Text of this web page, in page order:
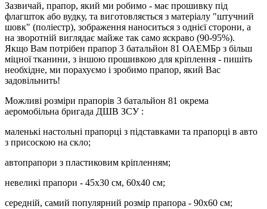
Зазвичай, прапор, який ми робимо - має прошивку під
флагшток або вудку, та виготовляється з матеріалу "штучний
шовк" (поліестр), зображення наноситься з однієї сторони, а
на зворотній виглядає майже так само яскраво (90-95%).
Якщо Вам потрібен прапор 3 батальйон 81 ОАЕМБр з більш
міцної тканини, з іншою прошивкою для кріплення - пишіть
необхідне, ми порахуємо і зробимо прапор, який Вас
задовільнить!
Можливі розміри прапорів 3 батальйон 81 окрема
аеромобільна бригада ДШВ ЗСУ :
маленькі настольні прапорці з підставками та прапорці в авто
з присоскою на скло;
автопрапори з пластиковим кріпленням;
невеликі прапори - 45х30 см, 60х40 см;
середній, самий популярний розмір прапора - 90х60 см;